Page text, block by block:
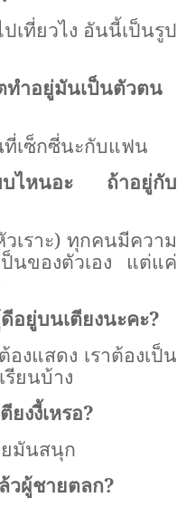
เที่ยวไง อันนี้เป็นรูป
ทำอยู่มันเป็นตัวตน
ที่เซ็กซี่นะกับแฟน
บไหนอะ ถ้าอยู่กับ
เราะ) ทุกคนมีความ
นของตัวเอง แต่แค่
อยู่บนเตียงนะคะ?
องแสดง เราต้องเป็น
ยนบ้าง
งงี้เหรอ?
ยมันสนุก
วผู้ชายตลก?